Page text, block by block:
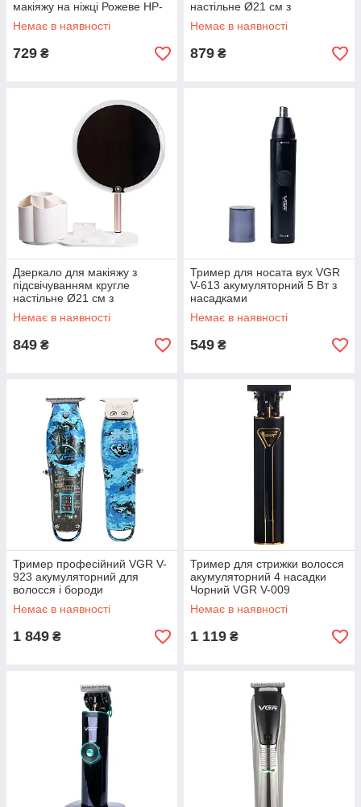
макіяжу на ніжці Рожеве HP-
10-6AP
Немає в наявності
729 ₴
настільне Ø21 см з
підставкою Рожеве HP-10-
9AP
Немає в наявності
879 ₴
Дзеркало для макіяжу з
підсвічуванням кругле
настільне Ø21 см з
підставкою Біле HP-10-9AW
Немає в наявності
849 ₴
Тример для носата вух VGR
V-613 акумуляторний 5 Вт з
насадками
Немає в наявності
549 ₴
Тример професійний VGR V-
923 акумуляторний для
волосся і бороди
Немає в наявності
1 849 ₴
Тример для стрижки волосся
акумуляторний 4 насадки
Чорний VGR V-009
Немає в наявності
1 119 ₴